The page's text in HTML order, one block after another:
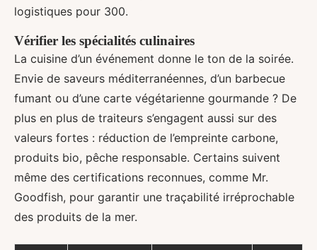
logistiques pour 300.
Vérifier les spécialités culinaires
La cuisine d’un événement donne le ton de la soirée.
Envie de saveurs méditerranéennes, d’un barbecue
fumant ou d’une carte végétarienne gourmande ? De
plus en plus de traiteurs s’engagent aussi sur des
valeurs fortes : réduction de l’empreinte carbone,
produits bio, pêche responsable. Certains suivent
même des certifications reconnues, comme Mr.
Goodfish, pour garantir une traçabilité irréprochable
des produits de la mer.